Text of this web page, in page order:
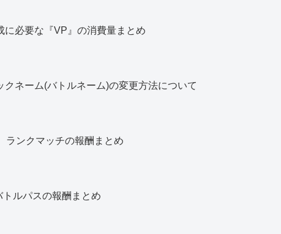
に必要な『VP』の消費量まとめ
クネーム(バトルネーム)の変更方法について
ランクマッチの報酬まとめ
ルパスの報酬まとめ